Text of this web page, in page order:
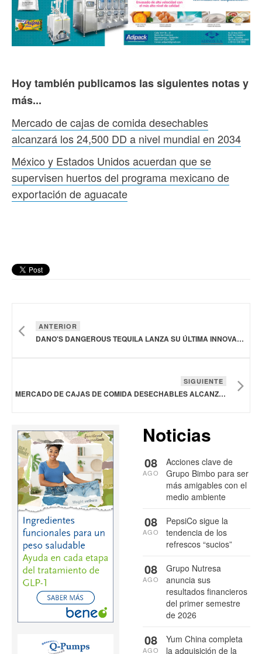
Hoy también publicamos las siguientes notas y
más...
Mercado de cajas de comida desechables
alcanzará los 24,500 DD a nivel mundial en 2034
México y Estados Unidos acuerdan que se
supervisen huertos del programa mexicano de
exportación de aguacate
ANTERIOR
DANO'S DANGEROUS TEQUILA LANZA SU ÚLTIMA INNOVACIÓN: TEQUILA COFFEE REPOSADO
SIGUIENTE
MERCADO DE CAJAS DE COMIDA DESECHABLES ALCANZARÁ LOS 24,500 DD A NIVEL MUNDIAL EN 2034
Noticias
Acciones clave de
Grupo Bimbo para ser
más amigables con el
medio ambiente
08
AGO
PepsiCo sigue la
tendencia de los
refrescos “sucios”
08
AGO
Grupo Nutresa
anuncia sus
resultados financieros
del primer semestre
de 2026
08
AGO
Yum China completa
la adquisición de la
08
AGO